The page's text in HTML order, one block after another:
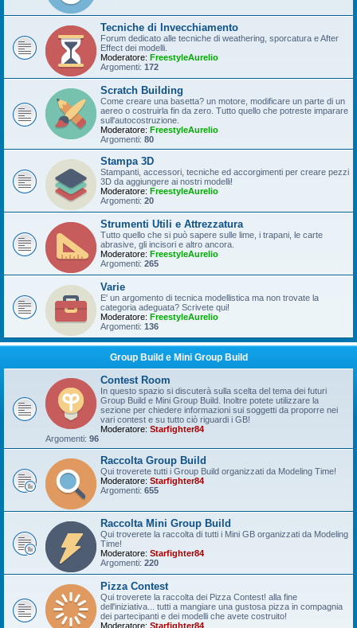
Tecniche di Invecchiamento
Forum dedicato alle tecniche di weathering, sporcatura e After
Effect dei modelli.
Moderatore: FreestyleAurelio
Argomenti: 172
Scratch Building
Come creare una basetta? un motore, modificare un parte di un
aereo o costruirla fin da zero. Tutto quello che potreste imparare
sull'autocostruzione.
Moderatore: FreestyleAurelio
Argomenti: 80
Stampa 3D
Stampanti, accessori, tecniche ed accorgimenti per creare pezzi
3D da aggiungere ai nostri modelli!
Moderatore: FreestyleAurelio
Argomenti: 20
Strumenti Utili e Attrezzatura
Tutto quello che si può sapere sulle lime, i trapani, le carte
abrasive, gli incisori e altro ancora.
Moderatore: FreestyleAurelio
Argomenti: 265
Varie
E' un argomento di tecnica modellistica ma non trovate la
categoria adeguata? Scrivete qui!
Moderatore: FreestyleAurelio
Argomenti: 136
Group Build e Mini Group Build
Contest Room
In questo spazio si discuterà sulla scelta del tema dei futuri
Group Build e Mini Group Build. Inoltre potete utilizzare la
sezione per chiedere informazioni sui soggetti da proporre nei
vari contest e su tutto ciò riguardi i GB!
Moderatore: Starfighter84
Argomenti: 96
Raccolta Group Build
Qui troverete tutti i Group Build organizzati da Modeling Time!
Moderatore: Starfighter84
Argomenti: 655
Raccolta Mini Group Build
Qui troverete la raccolta di tutti i Mini GB organizzati da Modeling
Time!
Moderatore: Starfighter84
Argomenti: 220
Pizza Contest
Qui troverete la raccolta dei Pizza Contest! alla fine
dell'iniziativa... tutti a mangiare una gustosa pizza in compagnia
dei partecipanti e dei modelli che avete costruito!
Moderatore: Starfighter84